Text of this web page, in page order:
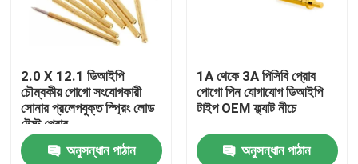
2.0 X 12.1 ডিআইপি
চৌম্বকীয় পোগো সংযোগকারী
সোনার প্রলেপযুক্ত স্প্রিং লোড
টেস্ট প্রোব
অনুসন্ধান পাঠান
1A থেকে 3A পিসিবি প্রোব
পোগো পিন যোগাযোগ ডিআইপি
টাইপ OEM ফ্ল্যাট নীচে
অনুসন্ধান পাঠান